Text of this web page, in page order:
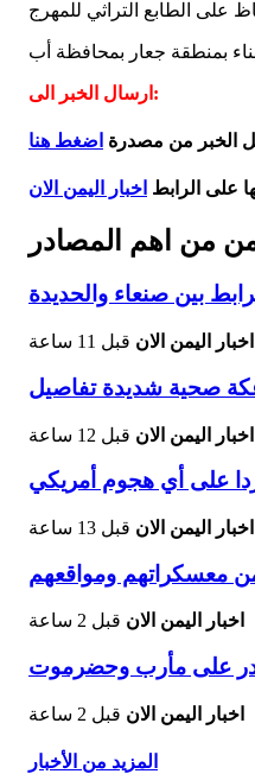
ارسال الخبر الى:
الخبر من مصدرة اضغط هنا
على الرابط اخبار اليمن الان
من اهم المصادر
بين صنعاء والحديدة
اخبار اليمن الان قبل 11 ساعة
صحية شديدة تفاصيل
اخبار اليمن الان قبل 12 ساعة
على أي هجوم أمريكي
اخبار اليمن الان قبل 13 ساعة
معسكراتهم ومواقعهم
اخبار اليمن الان قبل 2 ساعة
على مأرب وحضرموت
اخبار اليمن الان قبل 2 ساعة
المزيد من الأخبار